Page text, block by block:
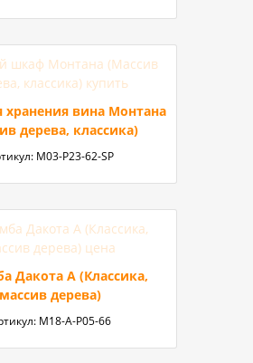
хранения вина Монтана
дерева, классика)
M03-P23-62-SP
Дакота А (Классика,
массив дерева)
М18-А-P05-66